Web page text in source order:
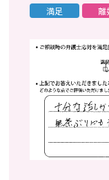
満足 離